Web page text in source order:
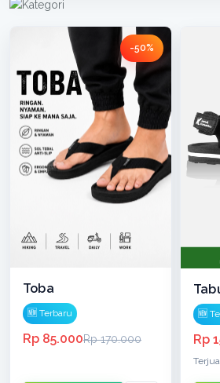
-50%
Toba
🆕 Terbaru
Rp 85.000Rp 170.000
🆕
Rp